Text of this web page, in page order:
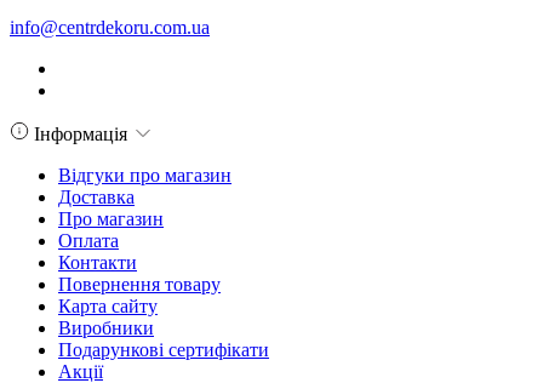
info@centrdekoru.com.ua
Інформація
Відгуки про магазин
Доставка
Про магазин
Оплата
Контакти
Повернення товару
Карта сайту
Виробники
Подарункові сертифікати
Акції